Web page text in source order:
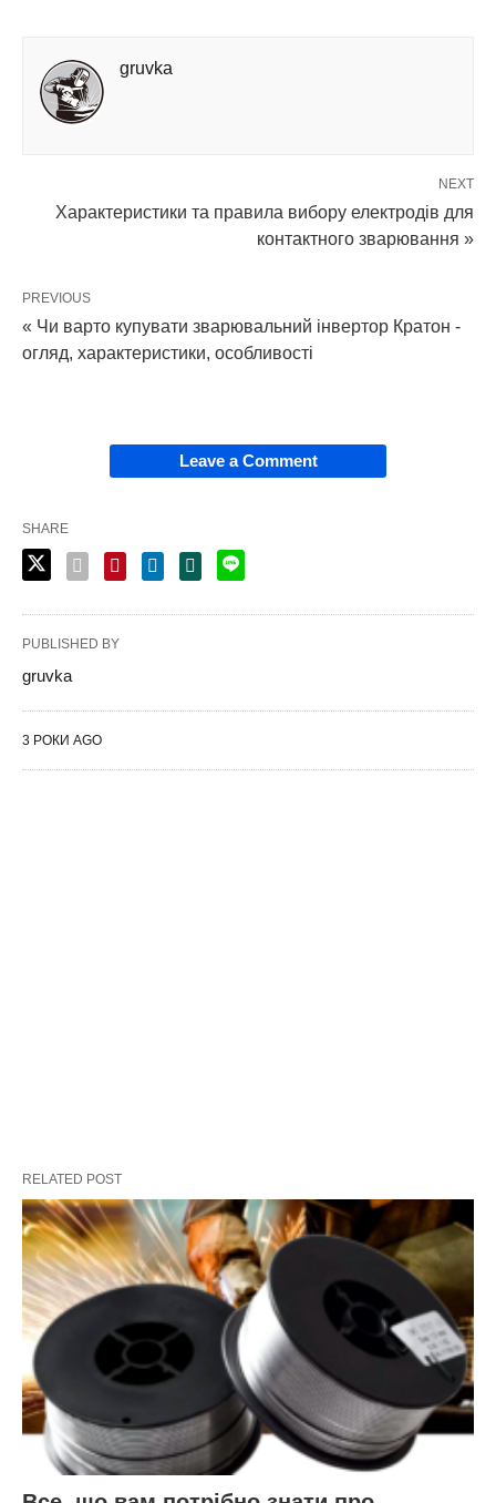
gruvka
NEXT
Характеристики та правила вибору електродів для
контактного зварювання »
PREVIOUS
« Чи варто купувати зварювальний інвертор Кратон -
огляд, характеристики, особливості
Leave a Comment
SHARE
PUBLISHED BY
gruvka
3 РОКИ AGO
RELATED POST